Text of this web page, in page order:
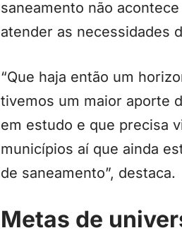
saneamento não
atender as necessidades
“Que haja então um
tivemos um maior aporte
em estudo e que precisa
municípios aí que ainda
de saneamento”, destaca.
Metas de